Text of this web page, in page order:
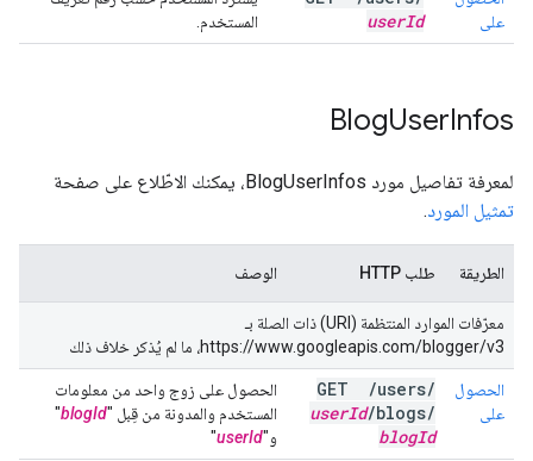
على
userId
المستخدم.
BlogUserInfos
لمعرفة تفاصيل مورد BlogUserInfos، يمكنك الاطّلاع على صفحة
تمثيل المورد.
الطريقة طلب HTTP الوصف
معرّفات الموارد المنتظمة (URI) ذات الصلة بـ
https://www.googleapis.com/blogger/v3، ما لم يُذكر خلاف ذلك
الحصول
على
GET /users/
userId/blogs/
blogId
الحصول على زوج واحد من معلومات
المستخدم والمدونة من قِبل "blogId
"
و"userId
"